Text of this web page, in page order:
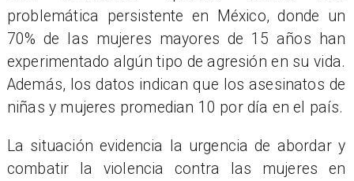
problemática persistente en México, donde un
70% de las mujeres mayores de 15 años han
experimentado algún tipo de agresión en su vida.
Además, los datos indican que los asesinatos de
niñas y mujeres promedian 10 por día en el país.
La situación evidencia la urgencia de abordar y
combatir la violencia contra las mujeres en